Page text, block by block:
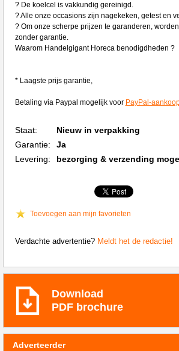
? De koelcel is vakkundig gereinigd.
? Alle onze occasions zijn nagekeken, getest en
? Om onze scherpe prijzen te garanderen,
zonder garantie.
Waarom Handelgigant Horeca benodigdheden ?
* Laagste prijs garantie,
Betaling via Paypal mogelijk voor PayPal-
Staat:
Nieuw in verpakking
Garantie:
Ja
Levering:
bezorging & verzending
Toevoegen aan mijn favorieten
Verdachte advertentie? Meldt het de redactie!
Download
PDF brochure
Adverteerder